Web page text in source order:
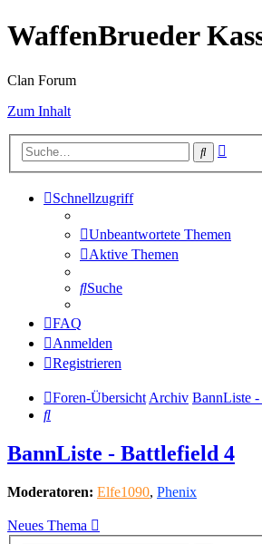
WaffenBrueder
Clan Forum
Zum Inhalt
Suche
Schnellzugriff
Unbeantwortete Themen
Aktive Themen
Suche
FAQ
Anmelden
Registrieren
Foren-ÜbersichtArchiv BannListe
Suche
BannListe - Battlefield 4
Moderatoren: Elfe1090, Phenix
Neues Thema